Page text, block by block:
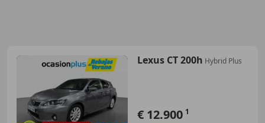
Lexus CT 200h Hybrid Plus
€ 12.900 1